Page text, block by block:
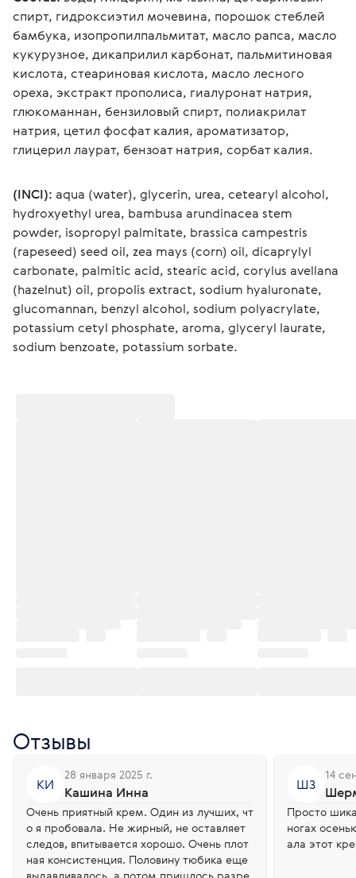
спирт, гидроксиэтил мочевина, порошок стеблей
бамбука, изопропилпальмитат, масло рапса, масло
кукурузное, дикаприлил карбонат, пальмитиновая
кислота, стеариновая кислота, масло лесного
ореха, экстракт прополиса, гиалуронат натрия,
глюкоманнан, бензиловый спирт, полиакрилат
натрия, цетил фосфат калия, ароматизатор,
глицерил лаурат, бензоат натрия, сорбат калия.
(INCI): aqua (water), glycerin, urea, cetearyl alcohol,
hydroxyethyl urea, bambusa arundinacea stem
powder, isopropyl palmitate, brassica campestris
(rapeseed) seed oil, zea mays (corn) oil, dicaprylyl
carbonate, palmitic acid, stearic acid, corylus avellana
(hazelnut) oil, propolis extract, sodium hyaluronate,
glucomannan, benzyl alcohol, sodium polyacrylate,
potassium cetyl phosphate, aroma, glyceryl laurate,
sodium benzoate, potassium sorbate.
Отзывы
КИ
28 января 2025 г.
Кашина Инна
Очень приятный крем. Один из лучших, чт
о я пробовала. Не жирный, не оставляет
следов, впитывается хорошо. Очень плот
ная консистенция. Половину тюбика еще
ШЗ
14
Просто
ногах
ала этот